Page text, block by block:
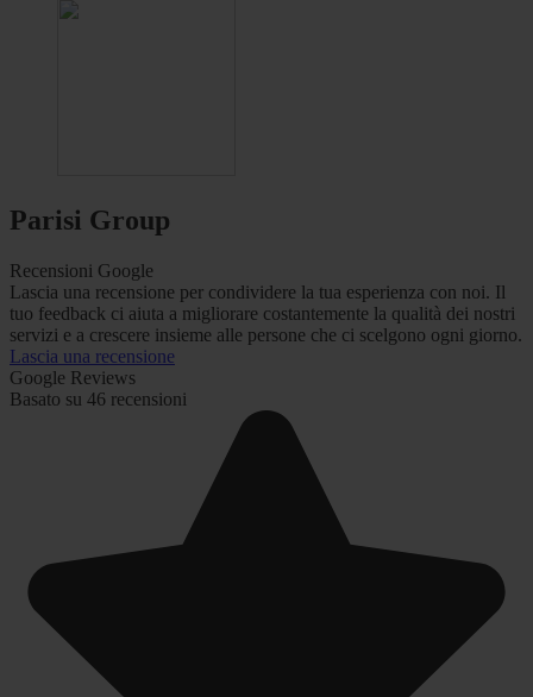
Parisi Group
Recensioni Google
Lascia una recensione per condividere la tua esperienza con noi. Il
tuo feedback ci aiuta a migliorare costantemente la qualità dei nostri
servizi e a crescere insieme alle persone che ci scelgono ogni giorno.
Lascia una recensione
Google Reviews
Basato su 46 recensioni